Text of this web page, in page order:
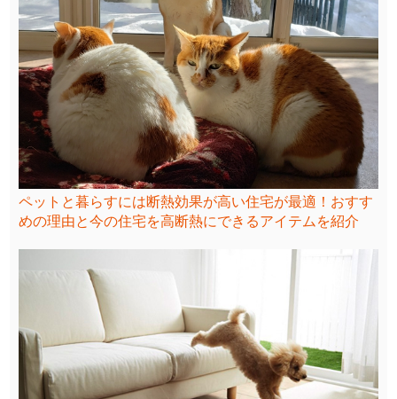
ペットと暮らすには断熱効果が高い住宅が最適！おすす
めの理由と今の住宅を高断熱にできるアイテムを紹介